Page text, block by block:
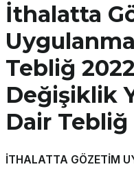
İthalatta
Tebliğ
Değişiklik
Dair Tebliğ
İTHALATTA GÖZETİM